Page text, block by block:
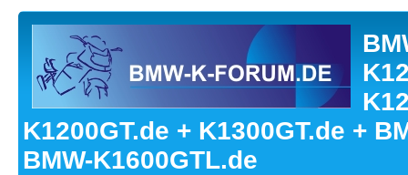
K1200GT.de + K1300GT.de +
BMW-K1600GTL.de